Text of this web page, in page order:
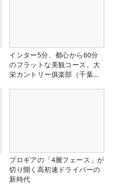
インター5分、都心から60分
のフラットな美観コース。大
栄カントリー俱楽部（千葉
プロギアの「4層フェース」が
切り開く高初速ドライバーの
新時代